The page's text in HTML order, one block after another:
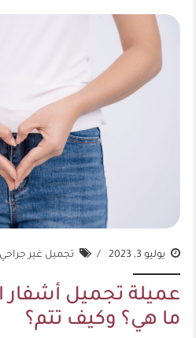
يوليو 3, 2023 تجميل غير جراحي
عميلة تجميل أشفار
ما هي؟ وكيف تتم؟